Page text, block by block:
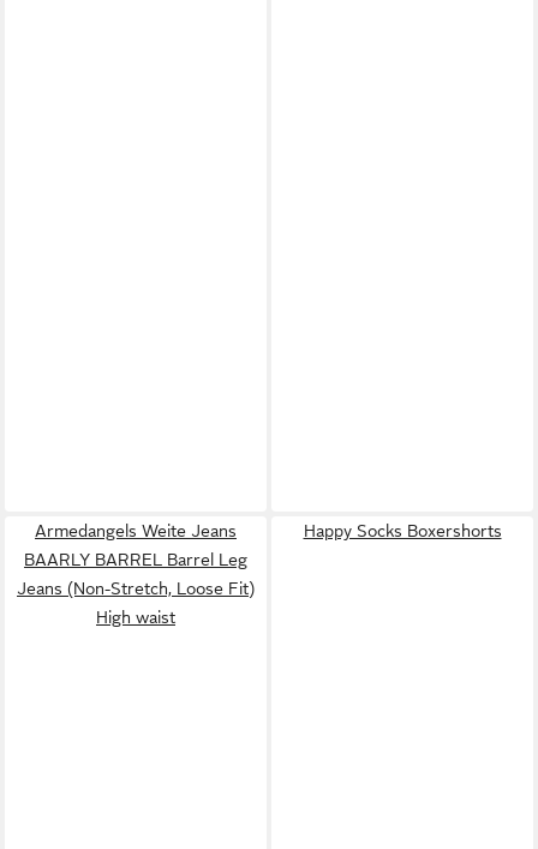
Armedangels Weite Jeans
BAARLY BARREL Barrel Leg
Jeans (Non-Stretch, Loose Fit)
High waist
Happy Socks Boxershorts